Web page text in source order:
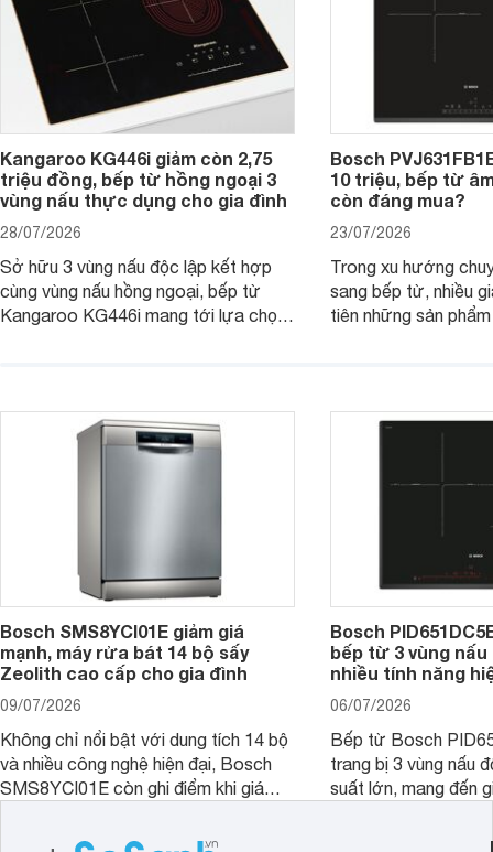
Kangaroo KG446i giảm còn 2,75
triệu đồng, bếp từ hồng ngoại 3
vùng nấu thực dụng cho gia đình
28/07/2026
Sở hữu 3 vùng nấu độc lập kết hợp
cùng vùng nấu hồng ngoại, bếp từ
Kangaroo KG446i mang tới lựa chọn
nhiều cửa hàng, đại lý.
Bosch
10 triệu, bếp từ
còn đáng mua?
23/07/2026
Trong xu hướng
sang bếp từ, nhiều
tiên những sản
mẫu bếp đáp ứng
Bosch SMS8YCI01E giảm giá
mạnh, máy rửa bát 14 bộ sấy
Zeolith cao cấp cho gia đình
09/07/2026
Không chỉ nổi bật với dung tích 14 bộ
và nhiều công nghệ hiện đại, Bosch
SMS8YCI01E còn ghi điểm khi giá
Bosch
bếp từ 3 vùng
nhiều tính năng
06/07/2026
Bếp từ Bosch
trang bị 3 vùng nấu
suất lớn, mang đến